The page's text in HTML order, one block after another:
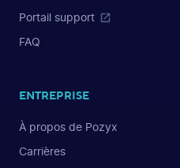
Portail support
FAQ
ENTREPRISE
À propos de Pozyx
Carrières